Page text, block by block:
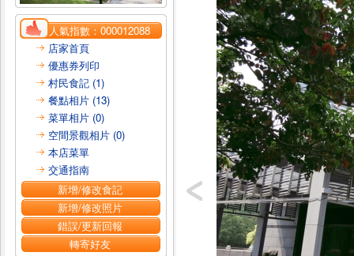
人氣指數：000012088
店家首頁
優惠券列印
村民食記 (1)
餐點相片 (13)
菜單相片 (0)
空間景觀相片 (0)
本店菜單
交通指南
新增/修改食記
新增/修改照片
錯誤/更新回報
轉寄好友